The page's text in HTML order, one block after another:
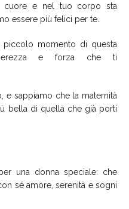
cuore e nel tuo corpo sta
essere più felici per te.
momento di questa
e forza che ti
e sappiamo che la maternità
bella di quella che già porti
una donna speciale: che
sé amore, serenità e sogni